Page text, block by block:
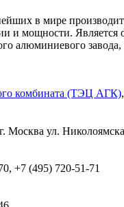
в мире
и мощности.
алюминиевого
комбината (ТЭЦ АГК),
Москва ул.
+7 (495) 720-51-71